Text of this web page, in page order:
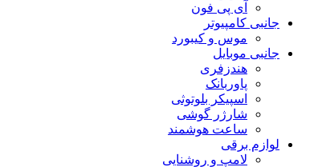
آی پی فون
جانبی کامپیوتر
موس و کیبورد
جانبی موبایل
هندزفری
پاوربانک
اسپیکر بلوتوثی
شارژر گوشی
ساعت هوشمند
لوازم برقی
لامپ و روشنایی